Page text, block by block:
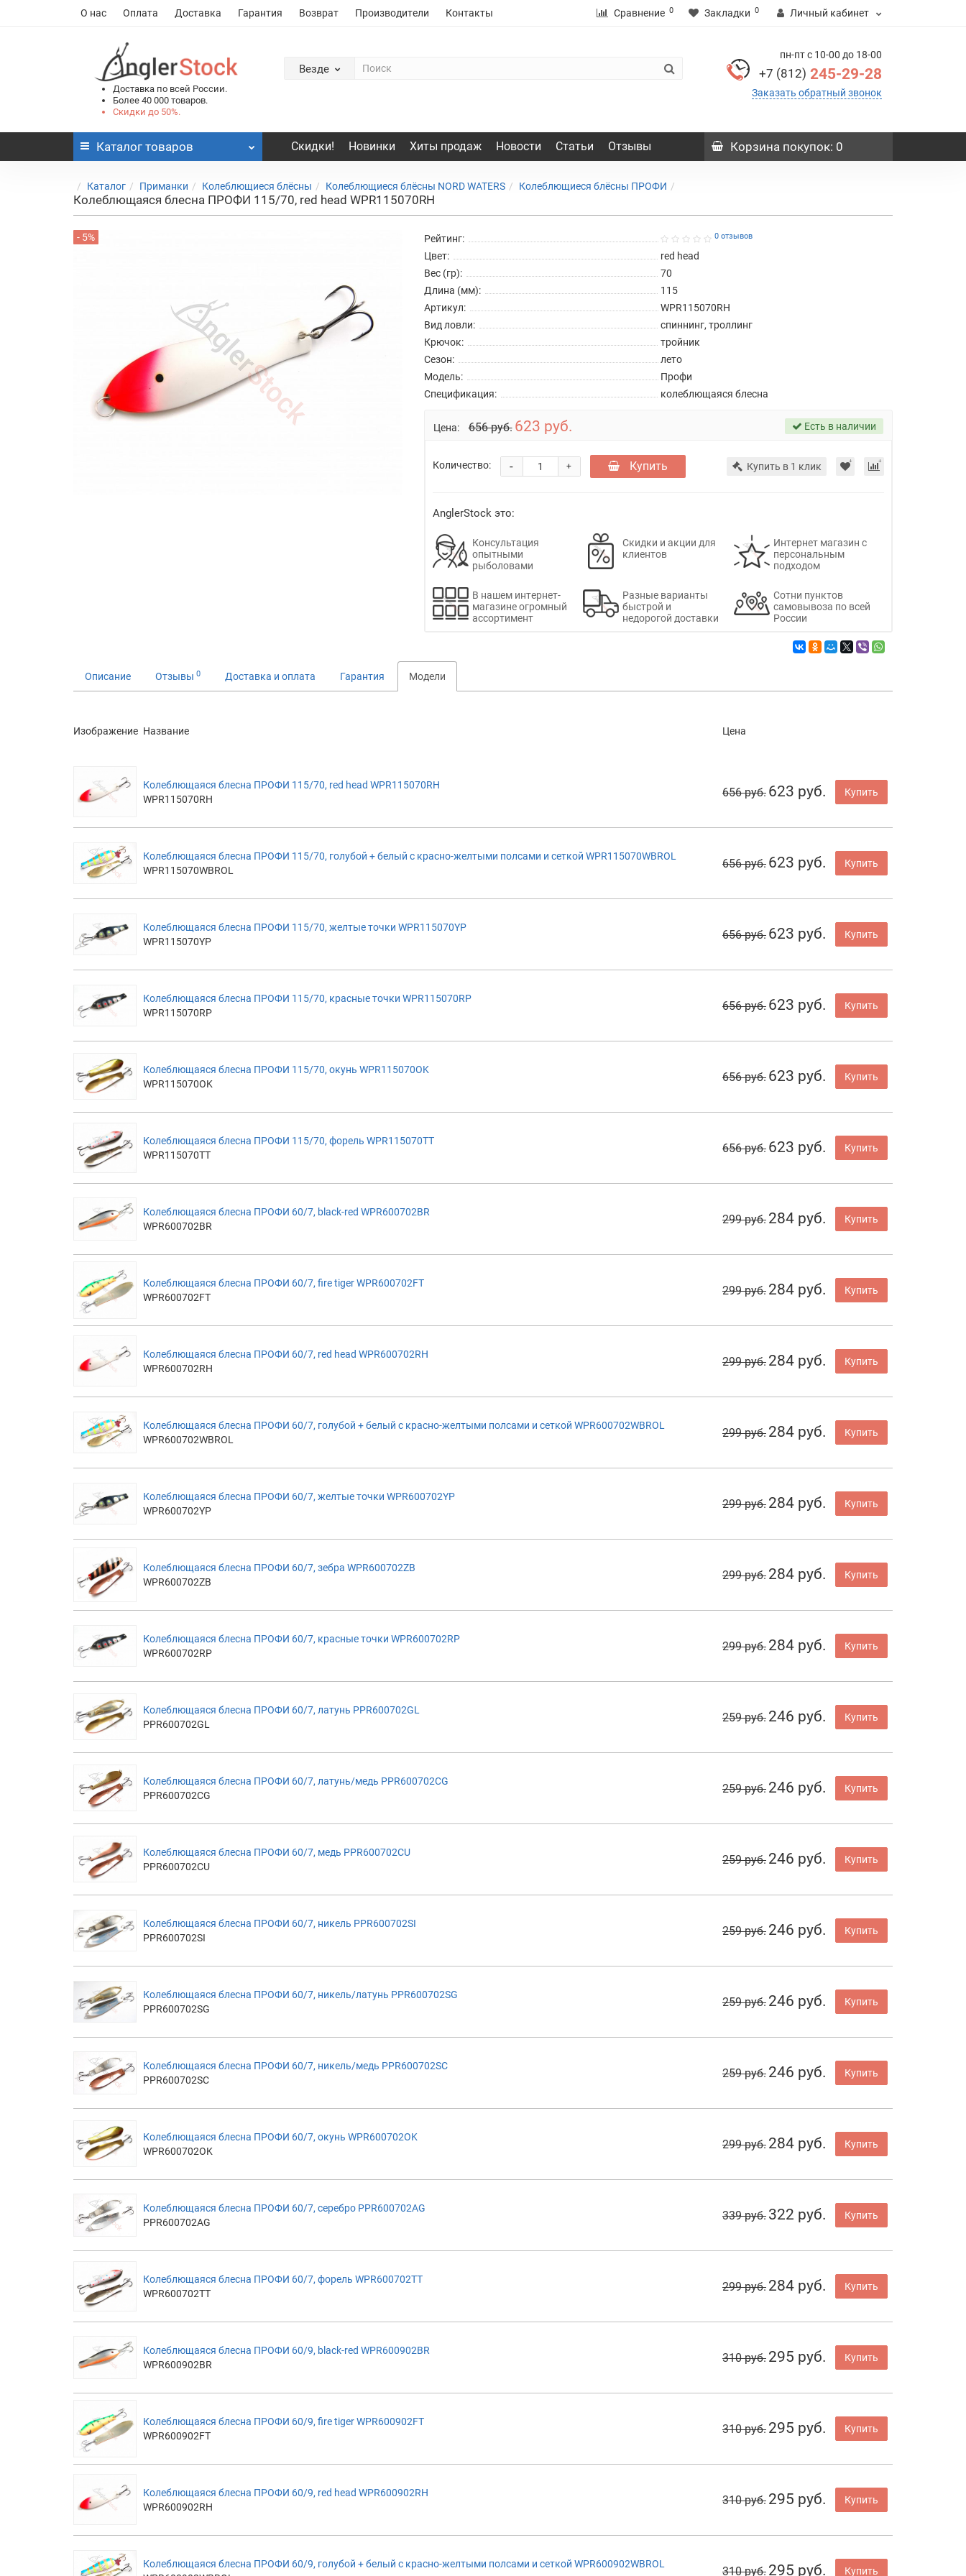
О нас Оплата Доставка Гарантия Возврат Производители Контакты Сравнение 0 Закладки 0 Личный кабинет
Доставка по всей России.
Более 40 000 товаров.
Скидки до 50%.
Везде
пн-пт с 10-00 до 18-00
+7 (812) 245-29-28
Заказать обратный звонок
Каталог товаров Скидки! Новинки Хиты продаж Новости Статьи Отзывы Корзина покупок: 0
Каталог Приманки Колеблющиеся блёсны Колеблющиеся блёсны NORD WATERS Колеблющиеся блёсны ПРОФИ
Колеблющаяся блесна ПРОФИ 115/70, red head WPR115070RH
- 5% Рейтинг: 0 отзывов
Цвет:
red head
Вес (гр):
70
Длина (мм):
115
Артикул:
WPR115070RH
Вид ловли:
спиннинг, троллинг
Крючок:
тройник
Сезон:
лето
Модель:
Профи
Спецификация:
колеблющаяся блесна
Цена: 656 руб. 623 руб. Есть в наличии
Количество: +
- Купить Купить в 1 клик
AnglerStock это:
Консультация
опытными
рыболовами
Скидки и акции для
клиентов
Интернет магазин с
персональным
подходом
В нашем интернет-
магазине огромный
ассортимент
Разные варианты
быстрой и
недорогой доставки
Сотни пунктов
самовывоза по всей
России
Описание Отзывы 0 Доставка и оплата Гарантия Модели
Изображение Название Цена
Колеблющаяся блесна ПРОФИ 115/70, red head WPR115070RH
WPR115070RH
656 руб. 623 руб. Купить
Колеблющаяся блесна ПРОФИ 115/70, голубой + белый с красно-желтыми полсами и сеткой WPR115070WBROL
WPR115070WBROL
656 руб. 623 руб. Купить
Колеблющаяся блесна ПРОФИ 115/70, желтые точки WPR115070YP
WPR115070YP
656 руб. 623 руб. Купить
Колеблющаяся блесна ПРОФИ 115/70, красные точки WPR115070RP
WPR115070RP
656 руб. 623 руб. Купить
Колеблющаяся блесна ПРОФИ 115/70, окунь WPR115070OK
WPR115070OK
656 руб. 623 руб. Купить
Колеблющаяся блесна ПРОФИ 115/70, форель WPR115070TT
WPR115070TT
656 руб. 623 руб. Купить
Колеблющаяся блесна ПРОФИ 60/7, black-red WPR600702BR
WPR600702BR
299 руб. 284 руб. Купить
Колеблющаяся блесна ПРОФИ 60/7, fire tiger WPR600702FT
WPR600702FT
299 руб. 284 руб. Купить
Колеблющаяся блесна ПРОФИ 60/7, red head WPR600702RH
WPR600702RH
299 руб. 284 руб. Купить
Колеблющаяся блесна ПРОФИ 60/7, голубой + белый с красно-желтыми полсами и сеткой WPR600702WBROL
WPR600702WBROL
299 руб. 284 руб. Купить
Колеблющаяся блесна ПРОФИ 60/7, желтые точки WPR600702YP
WPR600702YP
299 руб. 284 руб. Купить
Колеблющаяся блесна ПРОФИ 60/7, зебра WPR600702ZB
WPR600702ZB
299 руб. 284 руб. Купить
Колеблющаяся блесна ПРОФИ 60/7, красные точки WPR600702RP
WPR600702RP
299 руб. 284 руб. Купить
Колеблющаяся блесна ПРОФИ 60/7, латунь PPR600702GL
PPR600702GL
259 руб. 246 руб. Купить
Колеблющаяся блесна ПРОФИ 60/7, латунь/медь PPR600702CG
PPR600702CG
259 руб. 246 руб. Купить
Колеблющаяся блесна ПРОФИ 60/7, медь PPR600702CU
PPR600702CU
259 руб. 246 руб. Купить
Колеблющаяся блесна ПРОФИ 60/7, никель PPR600702SI
PPR600702SI
259 руб. 246 руб. Купить
Колеблющаяся блесна ПРОФИ 60/7, никель/латунь PPR600702SG
PPR600702SG
259 руб. 246 руб. Купить
Колеблющаяся блесна ПРОФИ 60/7, никель/медь PPR600702SC
PPR600702SC
259 руб. 246 руб. Купить
Колеблющаяся блесна ПРОФИ 60/7, окунь WPR600702OK
WPR600702OK
299 руб. 284 руб. Купить
Колеблющаяся блесна ПРОФИ 60/7, серебро PPR600702AG
PPR600702AG
339 руб. 322 руб. Купить
Колеблющаяся блесна ПРОФИ 60/7, форель WPR600702TT
WPR600702TT
299 руб. 284 руб. Купить
Колеблющаяся блесна ПРОФИ 60/9, black-red WPR600902BR
WPR600902BR
310 руб. 295 руб. Купить
Колеблющаяся блесна ПРОФИ 60/9, fire tiger WPR600902FT
WPR600902FT
310 руб. 295 руб. Купить
Колеблющаяся блесна ПРОФИ 60/9, red head WPR600902RH
WPR600902RH
310 руб. 295 руб. Купить
Колеблющаяся блесна ПРОФИ 60/9, голубой + белый с красно-желтыми полсами и сеткой WPR600902WBROL
310 руб. 295 руб. Купить